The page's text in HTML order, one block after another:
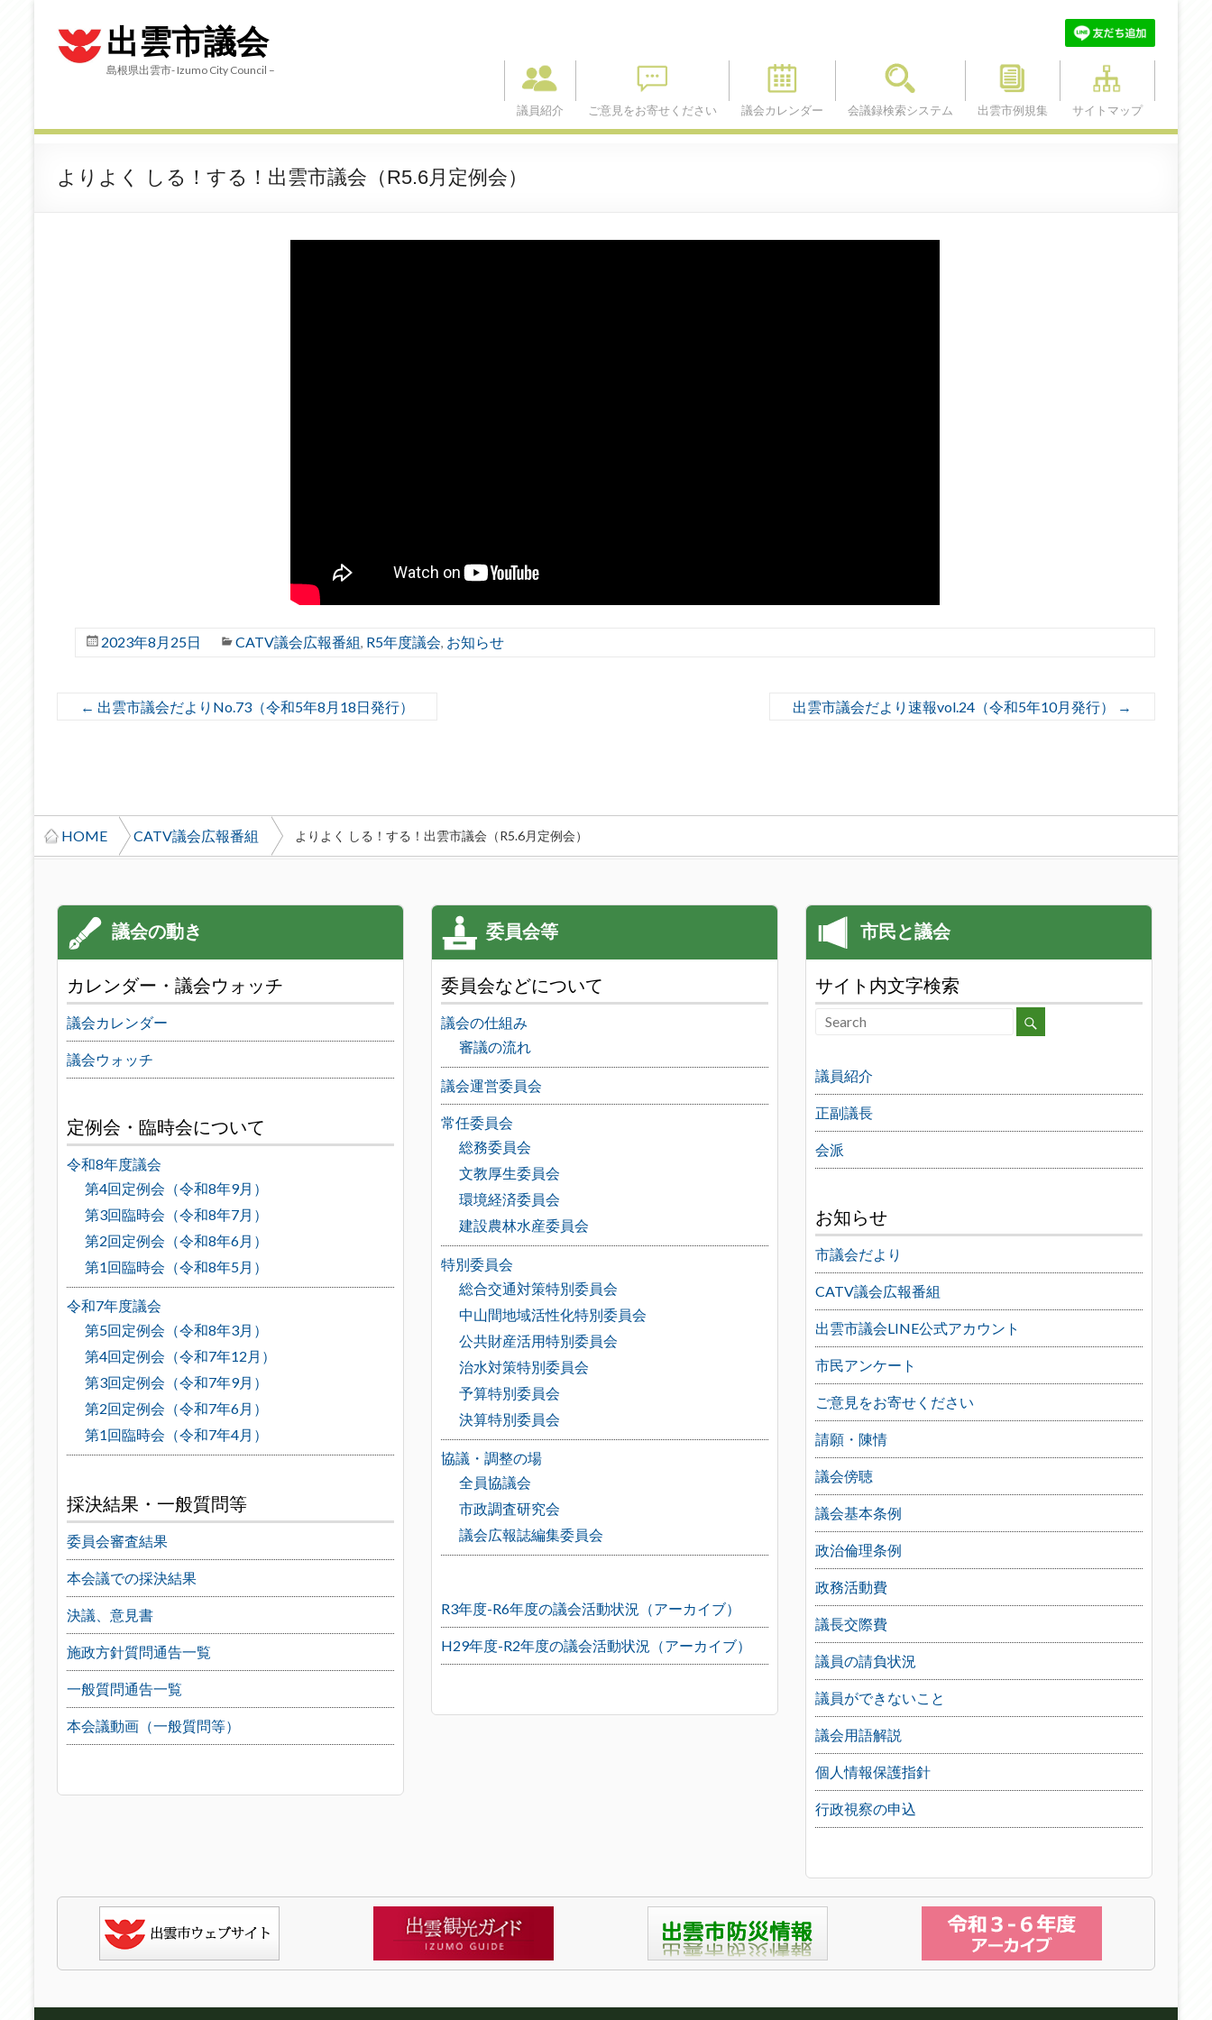
出雲市議会
島根県出雲市- Izumo City Council –
議員紹介 ご意見をお寄せください 議会カレンダー 会議録検索システム 出雲市例規集 サイトマップ
よりよく しる！する！出雲市議会（R5.6月定例会）
2023年8月25日 CATV議会広報番組, R5年度議会, お知らせ
← 出雲市議会だよりNo.73（令和5年8月18日発行） 出雲市議会だより速報vol.24（令和5年10月発行） →
HOME CATV議会広報番組 よりよく しる！する！出雲市議会（R5.6月定例会）
カレンダー・議会ウォッチ
議会カレンダー
議会ウォッチ
定例会・臨時会について
令和8年度議会
第4回定例会（令和8年9月）
第3回臨時会（令和8年7月）
第2回定例会（令和8年6月）
第1回臨時会（令和8年5月）
令和7年度議会
第5回定例会（令和8年3月）
第4回定例会（令和7年12月）
第3回定例会（令和7年9月）
第2回定例会（令和7年6月）
第1回臨時会（令和7年4月）
採決結果・一般質問等
委員会審査結果
本会議での採決結果
決議、意見書
施政方針質問通告一覧
一般質問通告一覧
本会議動画（一般質問等）
委員会などについて
議会の仕組み
審議の流れ
議会運営委員会
常任委員会
総務委員会
文教厚生委員会
環境経済委員会
建設農林水産委員会
特別委員会
総合交通対策特別委員会
中山間地域活性化特別委員会
公共財産活用特別委員会
治水対策特別委員会
予算特別委員会
決算特別委員会
協議・調整の場
全員協議会
市政調査研究会
議会広報誌編集委員会
R3年度-R6年度の議会活動状況（アーカイブ）
H29年度-R2年度の議会活動状況（アーカイブ）
サイト内文字検索
議員紹介
正副議長
会派
お知らせ
市議会だより
CATV議会広報番組
出雲市議会LINE公式アカウント
市民アンケート
ご意見をお寄せください
請願・陳情
議会傍聴
議会基本条例
政治倫理条例
政務活動費
議長交際費
議員の請負状況
議員ができないこと
議会用語解説
個人情報保護指針
行政視察の申込